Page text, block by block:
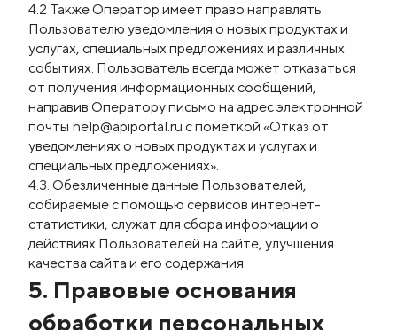
4.2 Также Оператор имеет право направлять
Пользователю уведомления о новых продуктах и
услугах, специальных предложениях и различных
событиях. Пользователь всегда может отказаться
от получения информационных сообщений,
направив Оператору письмо на адрес электронной
почты help@apiportal.ru с пометкой «Отказ от
уведомлениях о новых продуктах и услугах и
специальных предложениях».
4.3. Обезличенные данные Пользователей,
собираемые с помощью сервисов интернет-
статистики, служат для сбора информации о
действиях Пользователей на сайте, улучшения
качества сайта и его содержания.
5. Правовые основания
обработки персональных